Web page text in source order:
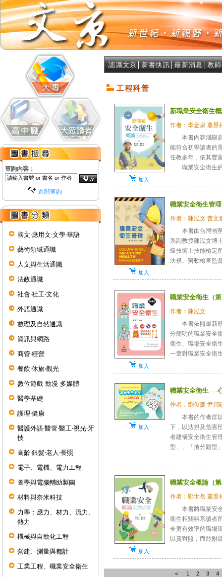
查詢內容：
進階查詢
國文‧應用文‧文學‧華語
藝術領域通識
人文與生活通識
法政通識
社會‧社工‧文化
外語通識
數理及自然通識
資訊與網路
商管‧經營
餐飲‧休旅‧觀光
數位遊戲 動漫 多媒體
醫學基礎
護理‧健康
醫護外語‧醫管‧醫工‧視光‧牙
技
高齡‧銀髮‧老人‧長照
電子、電機、電力工程
圖學與電腦輔助製圖
材料與奈米科技
力學：應力、材力、流力、
熱力
機械與自動化工程
營建、測量與都計
工業工程、職業安全衛生
認識文京 新書快訊 │最新消息 教
工程科普
新職業安全衛生
作者：李金泉 蕭景
本書內容淺顯易
能符合初學讀者的
任教多年，依其豐
職業安全衛生的
加入
職業安全衛生管理
作者：陳泓文 曹文
本書由台灣省勞
系副教授陳泓文博
級技術士技能檢
法規、勞動檢查監
加入
職業安全衛生（
作者：陳泓文
本書依照最新頒
分簡明的職業安全
衛生、職場安全
一章對職業安全衛
加入
職業安全衛生──
作者：劉俊慶 尹邦
本書的作者群以
下，以法規及危害
者建構安全衛生管
型」、「搶分題型
加入
職業安全概論（
作者：鄭世岳 蕭景
本書將職業安全
衛生相關科系讀者
全更有效率的職場
以資對照，而於附
加入
< 1 2 3 4